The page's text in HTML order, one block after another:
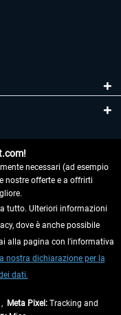
necessari (ad esempio
nostre offerte e a offrirti
tutto. Ulteriori informazioni
dove è anche possibile
alla pagina con l'informativa
nostra dichiarazione per la
dati.
Meta Pixel: Tracking and